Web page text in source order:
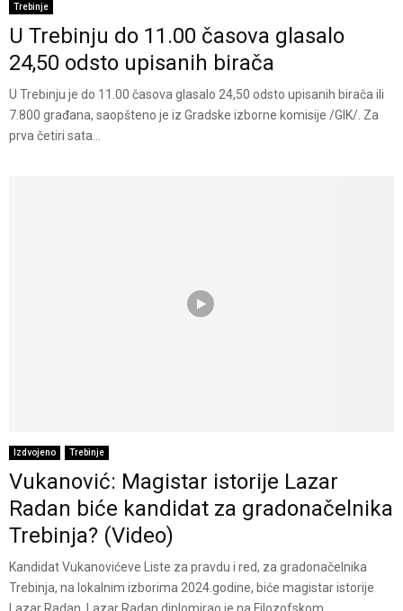
Trebinje
U Trebinju do 11.00 časova glasalo
24,50 odsto upisanih birača
U Trebinju je do 11.00 časova glasalo 24,50 odsto upisanih birača ili
7.800 građana, saopšteno je iz Gradske izborne komisije /GIK/. Za
prva četiri sata...
Izdvojeno Trebinje
Vukanović: Magistar istorije Lazar
Radan biće kandidat za gradonačelnika
Trebinja? (Video)
Kandidat Vukanovićeve Liste za pravdu i red, za gradonačelnika
Trebinja, na lokalnim izborima 2024.godine, biće magistar istorije